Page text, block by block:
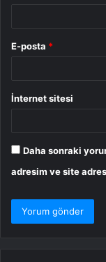
E-posta *
İnternet sitesi
Daha sonraki
adresim ve site